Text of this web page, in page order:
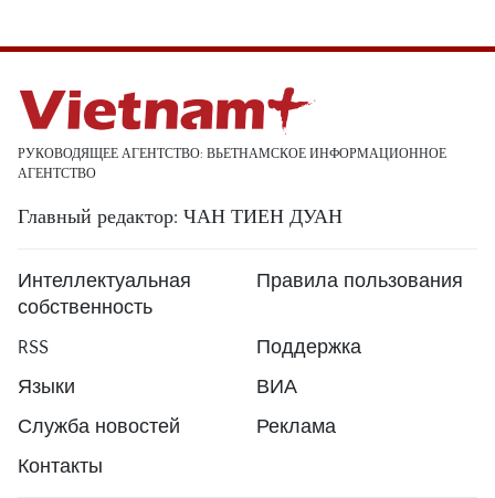
РУКОВОДЯЩЕЕ АГЕНТСТВО: ВЬЕТНАМСКОЕ ИНФОРМАЦИОННОЕ
АГЕНТСТВО
Главный редактор: ЧАН ТИЕН ДУАН
Интеллектуальная
собственность
Правила пользования
RSS
Поддержка
Языки
ВИА
Служба новостей
Реклама
Контакты